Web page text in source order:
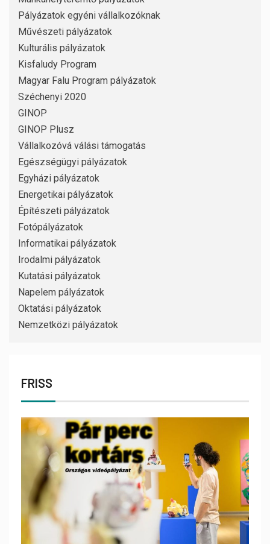
Pályázatok egyéni vállalkozóknak
Művészeti pályázatok
Kulturális pályázatok
Kisfaludy Program
Magyar Falu Program pályázatok
Széchenyi 2020
GINOP
GINOP Plusz
Vállalkozóvá válási támogatás
Egészségügyi pályázatok
Egyházi pályázatok
Energetikai pályázatok
Építészeti pályázatok
Fotópályázatok
Informatikai pályázatok
Irodalmi pályázatok
Kutatási pályázatok
Napelem pályázatok
Oktatási pályázatok
Nemzetközi pályázatok
FRISS